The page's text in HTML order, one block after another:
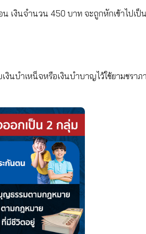
กันตนในกองทุนประกันสังคม โด
ร และเสียชีวิต จำนวน 1.5% หรื
บาท จะได้คืนเมื่ออายุครบ 55 ปี
ร่ สามารถใช้สิทธิ์เพื่อเป็นรายได้
ที่ 750 บาทต่อเดือน เงินจำนวน